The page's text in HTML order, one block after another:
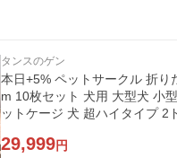
タンスのゲン
本日+5% ペットサークル 折り
m 10枚セット 犬用 大型犬 小
ットケージ 犬 超ハイタイプ 2
29,999円